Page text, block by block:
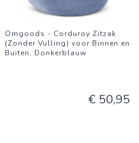
Omgoods - Corduroy Zitzak
(Zonder Vulling) voor Binnen en
Buiten, Donkerblauw
€ 50,95